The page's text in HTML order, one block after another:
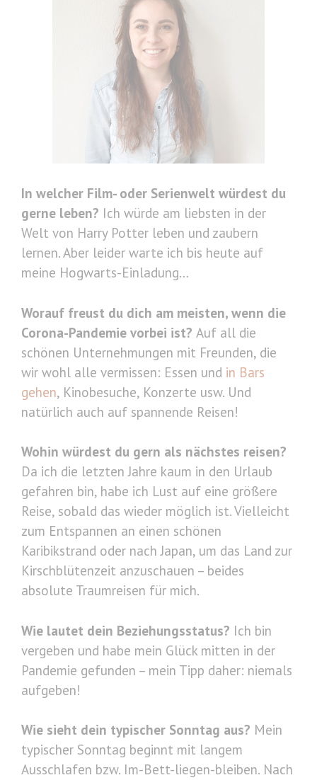
In welcher Film- oder Serienwelt würdest du
gerne leben? Ich würde am liebsten in der
Welt von Harry Potter leben und zaubern
lernen. Aber leider warte ich bis heute auf
meine Hogwarts-Einladung…
Worauf freust du dich am meisten, wenn die
Corona-Pandemie vorbei ist? Auf all die
schönen Unternehmungen mit Freunden, die
wir wohl alle vermissen: Essen und in Bars
gehen, Kinobesuche, Konzerte usw. Und
natürlich auch auf spannende Reisen!
Wohin würdest du gern als nächstes reisen?
Da ich die letzten Jahre kaum in den Urlaub
gefahren bin, habe ich Lust auf eine größere
Reise, sobald das wieder möglich ist. Vielleicht
zum Entspannen an einen schönen
Karibikstrand oder nach Japan, um das Land zur
Kirschblütenzeit anzuschauen – beides
absolute Traumreisen für mich.
Wie lautet dein Beziehungsstatus? Ich bin
vergeben und habe mein Glück mitten in der
Pandemie gefunden – mein Tipp daher: niemals
aufgeben!
Wie sieht dein typischer Sonntag aus? Mein
typischer Sonntag beginnt mit langem
Ausschlafen bzw. Im-Bett-liegen-bleiben. Nach